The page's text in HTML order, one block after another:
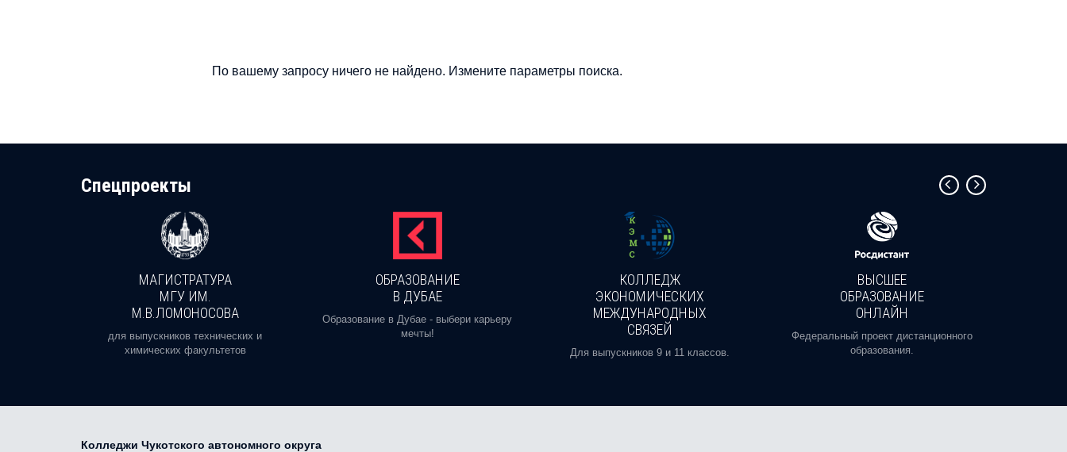
По вашему запросу ничего не найдено. Измените параметры поиска.
Cпецпроекты
МАГИСТРАТУРА
МГУ ИМ.
М.В.ЛОМОНОСОВА
для выпускников технических и
химических факультетов
ОБРАЗОВАНИЕ
В ДУБАЕ
Образование в Дубае - выбери карьеру
мечты!
КОЛЛЕДЖ
ЭКОНОМИЧЕСКИХ
МЕЖДУНАРОДНЫХ
СВЯЗЕЙ
Для выпускников 9 и 11 классов.
ВЫСШЕЕ
ОБРАЗОВАНИЕ
ОНЛАЙН
Федеральный проект дистанционного
образования.
Колледжи Чукотского автономного округа